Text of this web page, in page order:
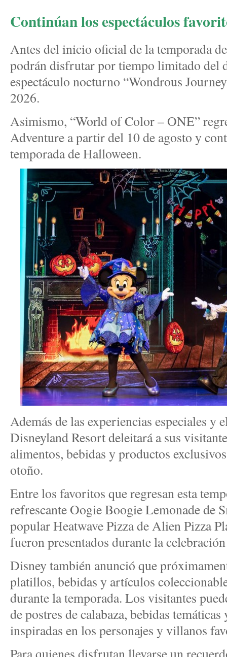
Continúan los espectáculos
Antes del inicio oficial de la temporada
podrán disfrutar por tiempo limitado del
espectáculo nocturno “Wondrous
2026.
Asimismo, “World of Color – ONE”
Adventure a partir del 10 de agosto y
temporada de Halloween.
Además de las experiencias especiales y
Disneyland Resort deleitará a sus
alimentos, bebidas y productos
otoño.
Entre los favoritos que regresan esta
refrescante Oogie Boogie Lemonade de
popular Heatwave Pizza de Alien Pizza
fueron presentados durante la
Disney también anunció que
platillos, bebidas y artículos
durante la temporada. Los visitantes
de postres de calabaza, bebidas
inspiradas en los personajes y villanos
Para quienes disfrutan llevarse un